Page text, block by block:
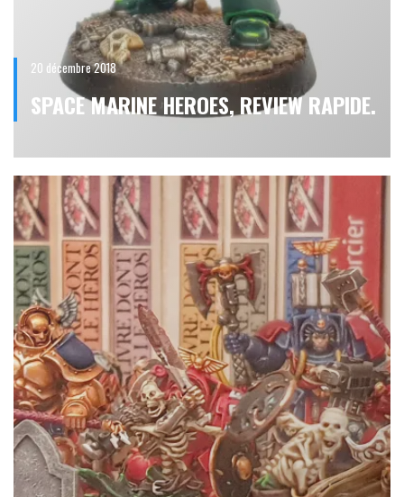
20 décembre 2018
SPACE MARINE HEROES, REVIEW RAPIDE.